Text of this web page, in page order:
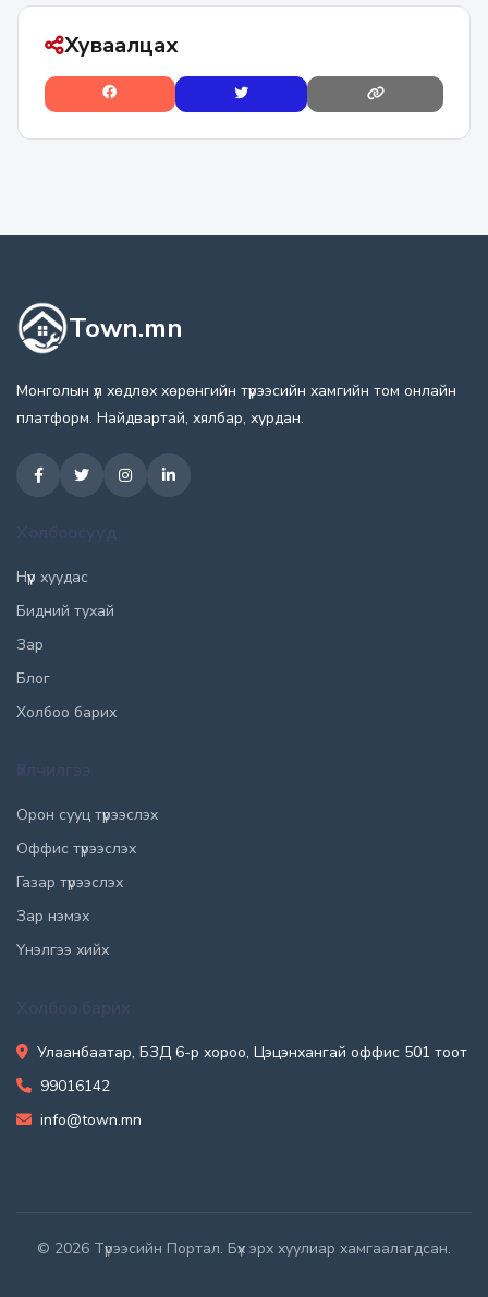
Хуваалцах
Town.mn
Монголын үл хөдлөх хөрөнгийн түрээсийн хамгийн том онлайн
платформ. Найдвартай, хялбар, хурдан.
Нүүр хуудас
Бидний тухай
Зар
Блог
Холбоо барих
Орон сууц түрээслэх
Оффис түрээслэх
Газар түрээслэх
Зар нэмэх
Үнэлгээ хийх
Улаанбаатар, БЗД 6-р хороо, Цэцэнхангай оффис 501 тоот
99016142
info@town.mn
© 2026 Түрээсийн Портал. Бүх эрх хуулиар хамгаалагдсан.